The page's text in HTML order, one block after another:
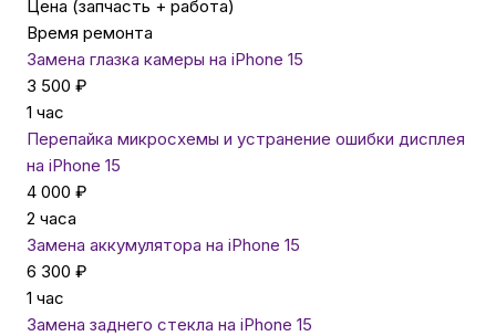
Автомобильные аксессуары
Сервисный центр Apple в Самаре
Цена (запчасть + работа)
Время ремонта
Замена глазка камеры на iPhone 15
3 500 ₽
1 час
Перепайка микросхемы и устранение ошибки дисплея
на iPhone 15
4 000 ₽
2 часа
Замена аккумулятора на iPhone 15
6 300 ₽
1 час
Замена заднего стекла на iPhone 15